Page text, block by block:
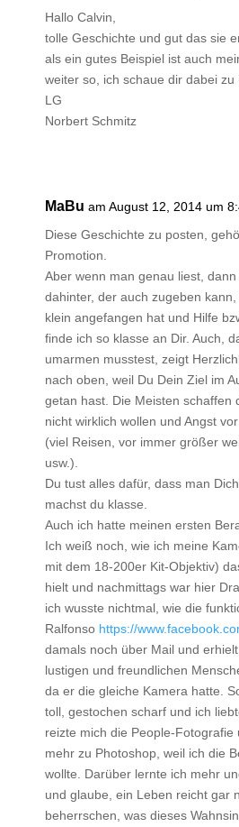
Hallo Calvin,
tolle Geschichte und gut das sie
als ein gutes Beispiel ist auch
weiter so, ich schaue dir dabei zu
LG
Norbert Schmitz
MaBu am August 12, 2014 um
Diese Geschichte zu posten,
Promotion.
Aber wenn man genau liest,
dahinter, der auch zugeben
klein angefangen hat und Hilfe
finde ich so klasse an Dir. Auch,
umarmen musstest, zeigt
nach oben, weil Du Dein Ziel im
getan hast. Die Meisten schaffen
nicht wirklich wollen und Angst
(viel Reisen, vor immer größer
usw.).
Du tust alles dafür, dass man
machst du klasse.
Auch ich hatte meinen ersten
Ich weiß noch, wie ich meine
mit dem 18-200er Kit-Objektiv)
hielt und nachmittags war hier
ich wusste nichtmal, wie die
Ralfonso https://
damals noch über Mail und
lustigen und freundlichen
da er die gleiche Kamera hatte.
toll, gestochen scharf und ich
reizte mich die People-
mehr zu Photoshop, weil ich die
wollte. Darüber lernte ich mehr
und glaube, ein Leben reicht gar
beherrschen, was dieses